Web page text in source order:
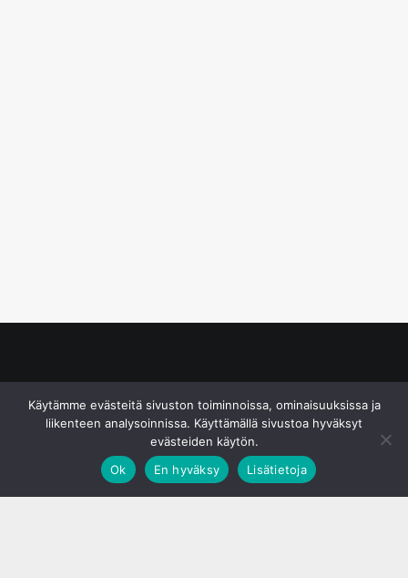
Käytämme evästeitä sivuston toiminnoissa, ominaisuuksissa ja
liikenteen analysoinnissa. Käyttämällä sivustoa hyväksyt
evästeiden käytön.
Ok
En hyväksy Lisätietoja